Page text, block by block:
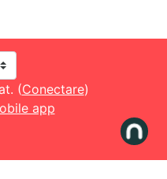
(Conectare)
app